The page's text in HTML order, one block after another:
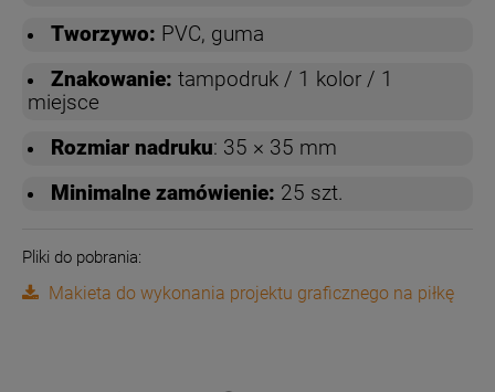
Tworzywo: PVC, guma
Znakowanie: tampodruk / 1 kolor / 1
miejsce
Rozmiar nadruku: 35 × 35 mm
Minimalne zamówienie: 25 szt.
Pliki do pobrania:
Makieta do wykonania projektu graficznego na piłkę